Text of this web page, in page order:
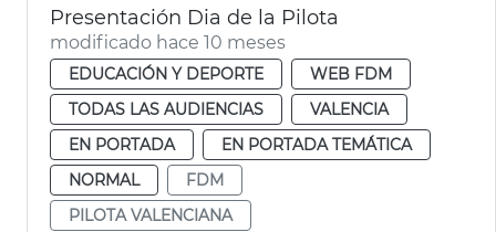
Presentación Dia de la Pilota
modificado hace 10 meses
EDUCACIÓN Y DEPORTE
WEB FDM
TODAS LAS AUDIENCIAS
VALENCIA
EN PORTADA
EN PORTADA TEMÁTICA
NORMAL
FDM
PILOTA VALENCIANA